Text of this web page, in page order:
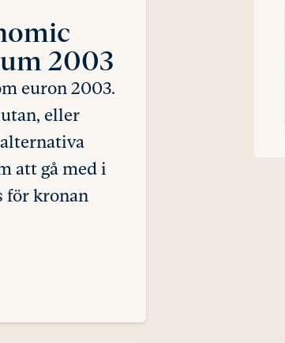
2003
euron 2003.
eller
att gå med i
för kronan